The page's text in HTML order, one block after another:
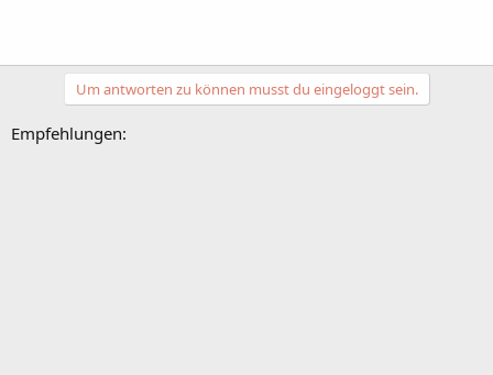
Um antworten zu können musst du eingeloggt sein.
Empfehlungen: